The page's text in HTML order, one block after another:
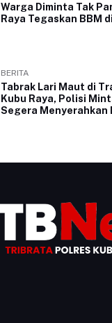
Warga Diminta Tak
Raya Tegaskan BBM
BERITA
Tabrak Lari Maut di
Kubu Raya, Polisi
Segera Menyerahkan